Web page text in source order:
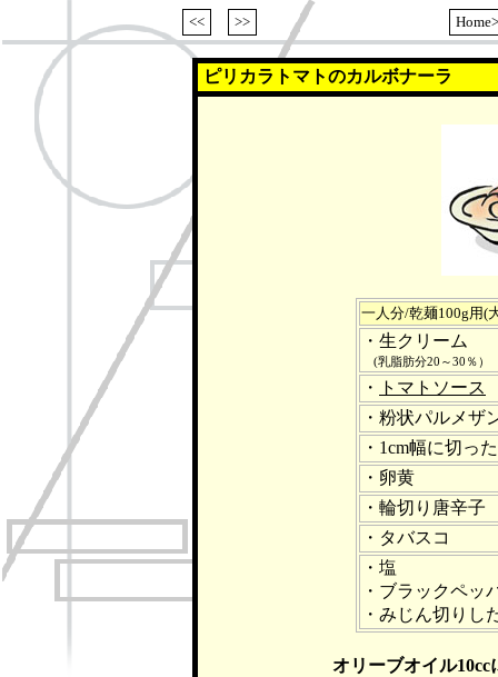
<< >> Home
ピリカラトマトのカルボナーラ
一人分/乾麺100g用(
・生クリーム
(乳脂肪分20～30％）
・
トマトソース
・粉状パルメザ
・1cm幅に切っ
・卵黄
・輪切り唐辛子
・タバスコ
・塩
・ブラックペッ
・みじん切りし
オリーブオイル